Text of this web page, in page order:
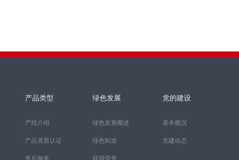
产线介绍
产品资质认证
售后服务
产品类型
绿色发展概述
绿色制造
获得荣誉
绿色发展
基本概况
党建动态
党的建设